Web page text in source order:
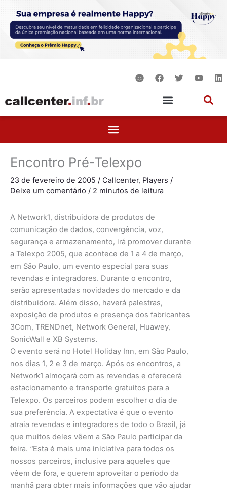
conteúdo
S
m
F
a
e
b
o
T
w
e
Y
o
b
L
i
d
Encontro Pré-Telexpo
23 de fevereiro de 2005 / Callcenter, Players /
Deixe um comentário / 2 minutos de leitura
A Network1, distribuidora de produtos de
comunicação de dados, convergência, voz,
segurança e armazenamento, irá promover durante
a Telexpo 2005, que acontece de 1 a 4 de março,
em São Paulo, um evento especial para suas
revendas e integradores. Durante o encontro,
serão apresentadas novidades do mercado e da
distribuidora. Além disso, haverá palestras,
exposição de produtos e presença dos fabricantes
3Com, TRENDnet, Network General, Huawey,
SonicWall e XB Systems.
O evento será no Hotel Holiday Inn, em São Paulo,
nos dias 1, 2 e 3 de março. Após os encontros, a
Network1 almoçará com as revendas e oferecerá
estacionamento e transporte gratuitos para a
Telexpo. Os parceiros podem escolher o dia de
sua preferência. A expectativa é que o evento
atraia revendas e integradores de todo o Brasil, já
que muitos deles vêem a São Paulo participar da
feira. “Esta é mais uma iniciativa para todos os
nossos parceiros, inclusive para aqueles que
vêem de fora, e querem aproveitar o período da
manhã para obter mais informações que vão ajudar